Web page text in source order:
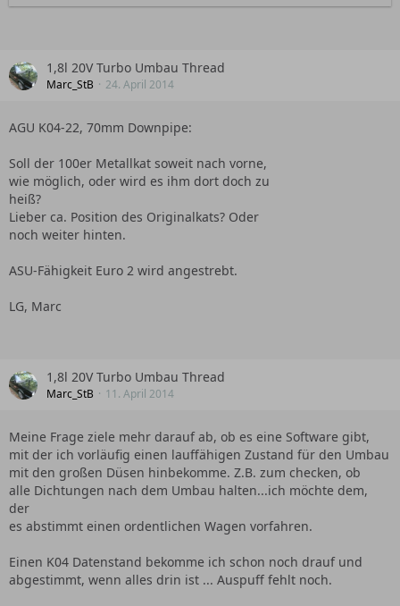
1,8l 20V Turbo Umbau Thread
Marc_StB 24. April 2014
AGU K04-22, 70mm Downpipe:
Soll der 100er Metallkat soweit nach vorne,
wie möglich, oder wird es ihm dort doch zu
heiß?
Lieber ca. Position des Originalkats? Oder
noch weiter hinten.
ASU-Fähigkeit Euro 2 wird angestrebt.
LG, Marc
1,8l 20V Turbo Umbau Thread
Marc_StB 11. April 2014
Meine Frage ziele mehr darauf ab, ob es eine Software gibt,
mit der ich vorläufig einen lauffähigen Zustand für den Umbau
mit den großen Düsen hinbekomme. Z.B. zum checken, ob
alle Dichtungen nach dem Umbau halten...ich möchte dem,
der
es abstimmt einen ordentlichen Wagen vorfahren.
Einen K04 Datenstand bekomme ich schon noch drauf und
abgestimmt, wenn alles drin ist ... Auspuff fehlt noch.